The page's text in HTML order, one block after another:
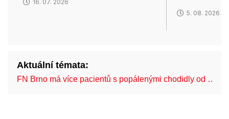
16. 07. 2026
5. 08. 2026
Aktuální témata:
FN Brno má více pacientů s popálenými chodidly od …